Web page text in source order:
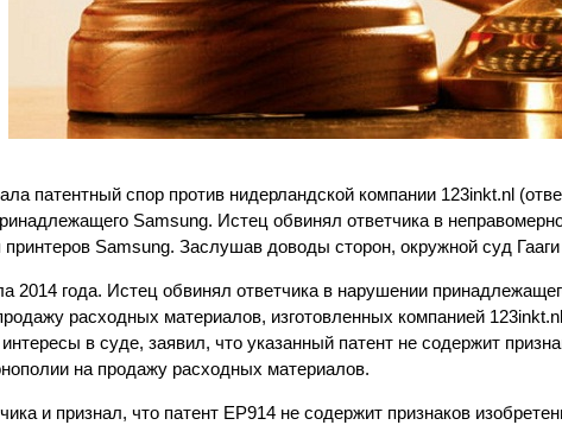
патентный спор против нидерландской компании 123inkt.nl
Samsung. Истец обвинял ответчика в
Samsung. Заслушав доводы сторон, окружной суд
года. Истец обвинял ответчика в нарушении
расходных материалов, изготовленных компанией
в суде, заявил, что указанный патент не содержит
на продажу расходных материалов.
и признал, что патент EP914 не содержит признаков